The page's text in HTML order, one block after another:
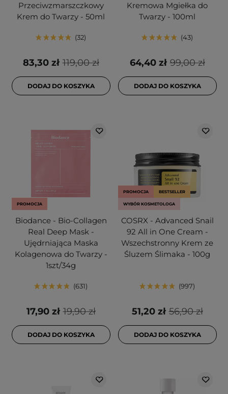
Przeciwzmarszczkowy
Krem do Twarzy - 50ml
32
119,00 zł
83,30 zł
DODAJ DO KOSZYKA
Kremowa Mgiełka do
Twarzy - 100ml
43
99,00 zł
64,40 zł
DODAJ DO KOSZYKA
PROMOCJA
Biodance - Bio-Collagen
Real Deep Mask -
Ujędrniająca Maska
Kolagenowa do Twarzy -
1szt/34g
631
19,90 zł
17,90 zł
DODAJ DO KOSZYKA
PROMOCJA BESTSELLER
WYBÓR KOSMETOLOGA
COSRX - Advanced Snail
92 All in One Cream -
Wszechstronny Krem ze
Śluzem Ślimaka - 100g
997
56,90 zł
51,20 zł
DODAJ DO KOSZYKA